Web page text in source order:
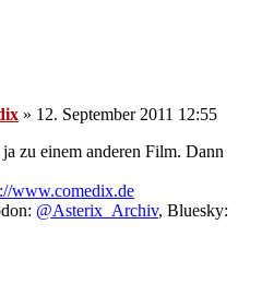
» 12. September 2011 12:55
zu einem anderen Film. Dann
www.comedix.de
@Asterix_Archiv, Bluesky: